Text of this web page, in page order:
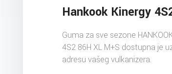
Hankook Kinergy
Guma za sve sezone
4S2 86H XL M+S dostupna je
adresu vašeg vulkanizera.